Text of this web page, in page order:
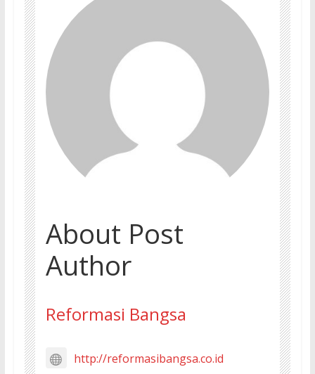
About Post
Author
Reformasi Bangsa
http://reformasibangsa.co.id